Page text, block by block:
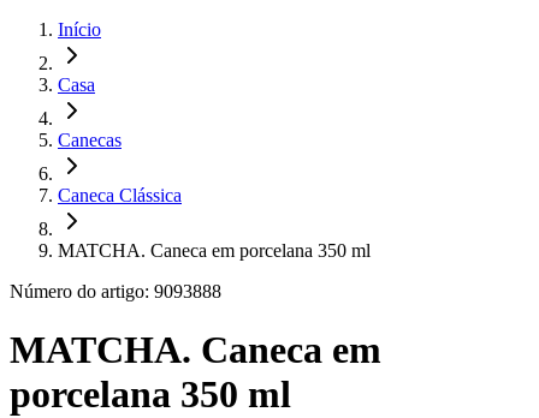
Início
Casa
Canecas
Caneca Clássica
MATCHA. Caneca em porcelana 350 ml
Número do artigo: 9093888
MATCHA. Caneca em
porcelana 350 ml